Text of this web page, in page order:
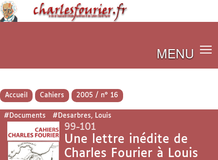
MENU
Accueil Cahiers 2005 / n° 16
#Documents #Desarbres, Louis
99-101
Une lettre inédite de
Charles Fourier à Louis